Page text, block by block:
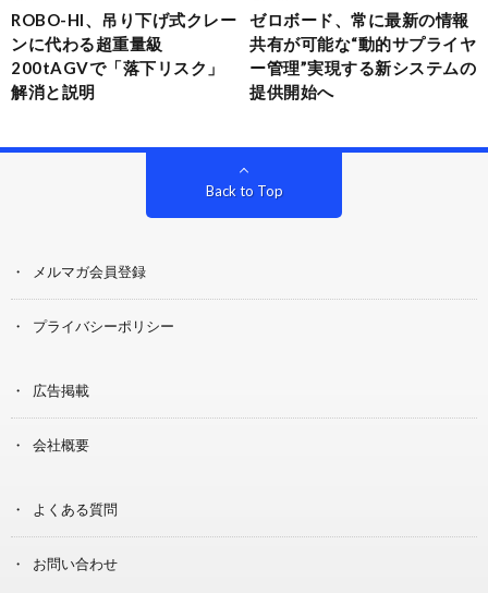
ROBO-HI、吊り下げ式クレー
ンに代わる超重量級
200tAGVで「落下リスク」
解消と説明
ゼロボード、常に最新の情報
共有が可能な“動的サプライヤ
ー管理”実現する新システムの
提供開始へ
Back to Top
メルマガ会員登録
プライバシーポリシー
広告掲載
会社概要
よくある質問
お問い合わせ